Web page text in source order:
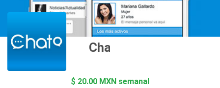
Chat O
$ 20.00 MXN semanal